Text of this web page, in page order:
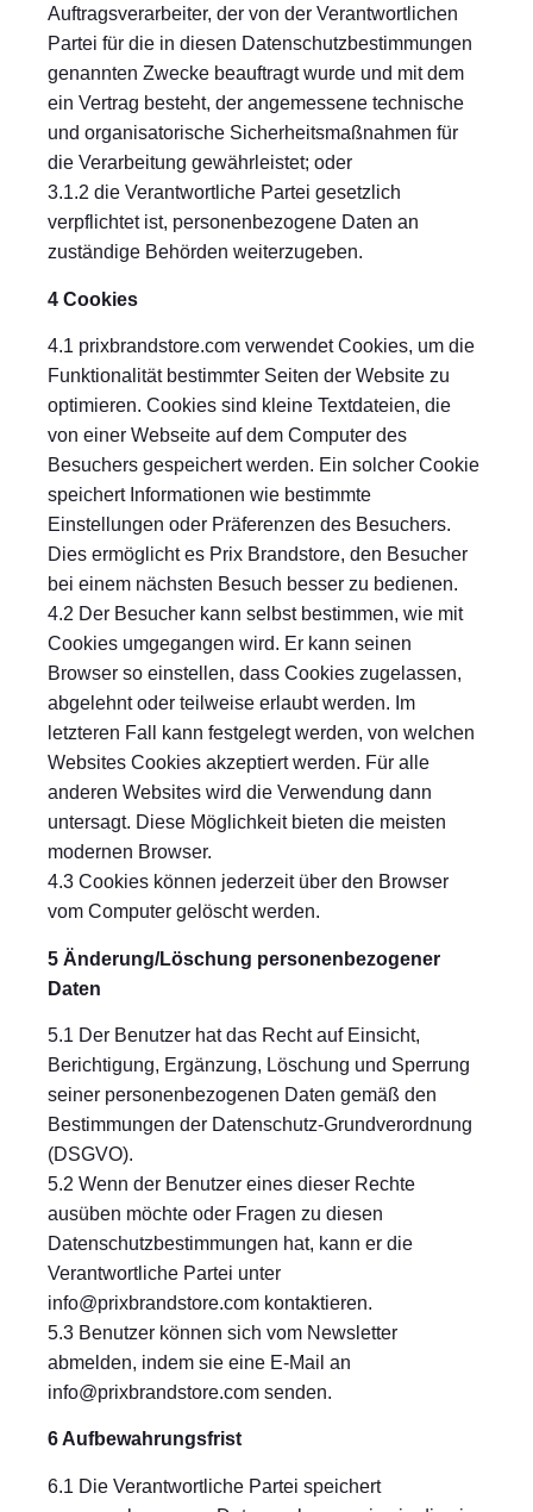
Auftragsverarbeiter, der von der Verantwortlichen
Partei für die in diesen Datenschutzbestimmungen
genannten Zwecke beauftragt wurde und mit dem
ein Vertrag besteht, der angemessene technische
und organisatorische Sicherheitsmaßnahmen für
die Verarbeitung gewährleistet; oder
3.1.2 die Verantwortliche Partei gesetzlich
verpflichtet ist, personenbezogene Daten an
zuständige Behörden weiterzugeben.
4 Cookies
4.1 prixbrandstore.com verwendet Cookies, um die
Funktionalität bestimmter Seiten der Website zu
optimieren. Cookies sind kleine Textdateien, die
von einer Webseite auf dem Computer des
Besuchers gespeichert werden. Ein solcher Cookie
speichert Informationen wie bestimmte
Einstellungen oder Präferenzen des Besuchers.
Dies ermöglicht es Prix Brandstore, den Besucher
bei einem nächsten Besuch besser zu bedienen.
4.2 Der Besucher kann selbst bestimmen, wie mit
Cookies umgegangen wird. Er kann seinen
Browser so einstellen, dass Cookies zugelassen,
abgelehnt oder teilweise erlaubt werden. Im
letzteren Fall kann festgelegt werden, von welchen
Websites Cookies akzeptiert werden. Für alle
anderen Websites wird die Verwendung dann
untersagt. Diese Möglichkeit bieten die meisten
modernen Browser.
4.3 Cookies können jederzeit über den Browser
vom Computer gelöscht werden.
5 Änderung/Löschung personenbezogener
Daten
5.1 Der Benutzer hat das Recht auf Einsicht,
Berichtigung, Ergänzung, Löschung und Sperrung
seiner personenbezogenen Daten gemäß den
Bestimmungen der Datenschutz-Grundverordnung
(DSGVO).
5.2 Wenn der Benutzer eines dieser Rechte
ausüben möchte oder Fragen zu diesen
Datenschutzbestimmungen hat, kann er die
Verantwortliche Partei unter
info@prixbrandstore.com kontaktieren.
5.3 Benutzer können sich vom Newsletter
abmelden, indem sie eine E-Mail an
info@prixbrandstore.com senden.
6 Aufbewahrungsfrist
6.1 Die Verantwortliche Partei speichert